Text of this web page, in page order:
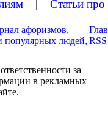
| Статьи
афоризмов,
популярных людей,
за
в рекламных